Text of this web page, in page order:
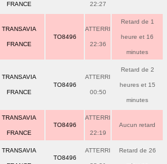
FRANCE 22:27
TRANSAVIA
FRANCE
TO8496
ATTERRI
22:36
Retard de 1
heure et 16
minutes
TRANSAVIA
FRANCE
TO8496
ATTERRI
00:50
Retard de 2
heures et 15
minutes
TRANSAVIA
FRANCE
TO8496
ATTERRI
22:19
Aucun retard
TRANSAVIA
TO8496
ATTERRI Retard de 26